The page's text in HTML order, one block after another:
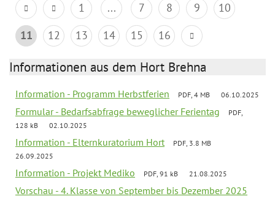
1 ... 7 8 9
10
11
12 13 14 15 16
Informationen aus dem Hort Brehna
Information - Programm Herbstferien PDF, 4 MB 06.10.2025
Formular - Bedarfsabfrage beweglicher Ferientag
PDF,
128 kB
02.10.2025
Information - Elternkuratorium Hort
PDF, 3.8 MB
26.09.2025
Information - Projekt Mediko PDF, 91 kB 21.08.2025
Vorschau - 4. Klasse von September bis Dezember 2025